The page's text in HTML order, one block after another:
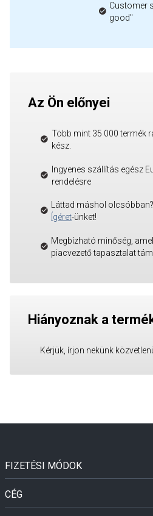
Customer
good"
Az Ön előnyei
Több mint 35 000 termék
kész.
Ingyenes szállítás egész
rendelésre
Láttad máshol
Ígéret-ünket!
Megbízható minőség,
piacvezető tapasztalat
Hiányoznak a
Kérjük, írjon nekünk
FIZETÉSI MÓDOK
CÉG